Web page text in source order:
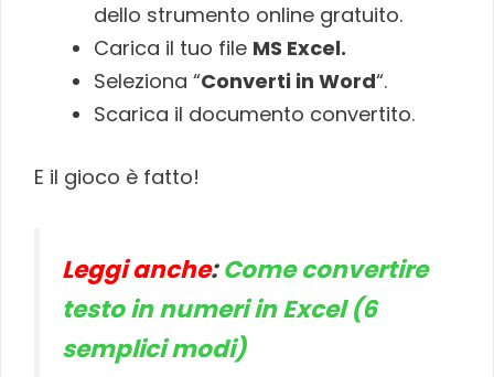
dello strumento online gratuito.
Carica il tuo file MS Excel.
Seleziona “Converti in Word“.
Scarica il documento convertito.
E il gioco è fatto!
Leggi anche:Come convertire
testo in numeri in Excel (6
semplici modi)